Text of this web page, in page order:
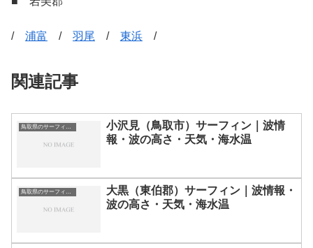
/ 浦富 / 羽尾 / 東浜 /
関連記事
小沢見（鳥取市）サーフィン｜波情
報・波の高さ・天気・海水温
大黒（東伯郡）サーフィン｜波情報・
波の高さ・天気・海水温